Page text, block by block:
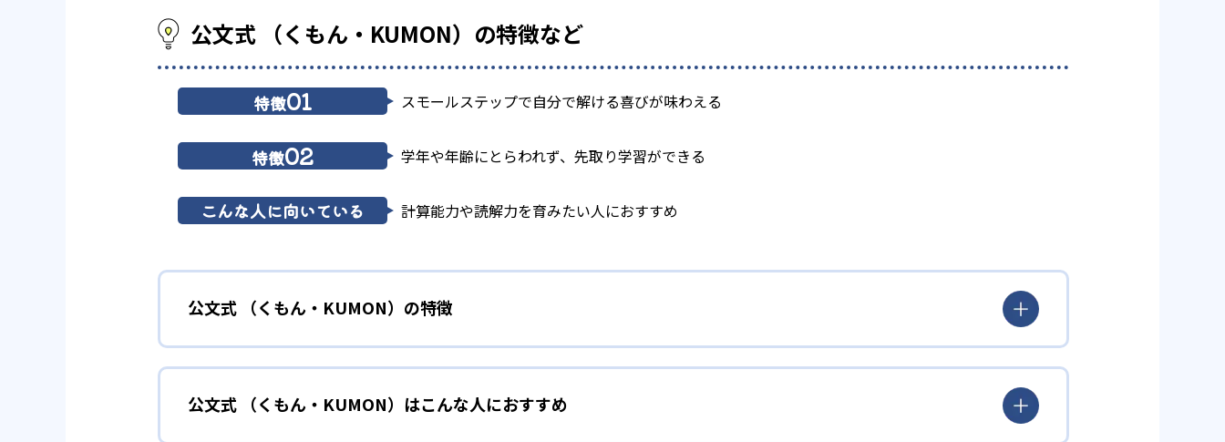
公文式 （くもん・KUMON）の特徴など
特徴01 スモールステップで自分で解ける喜びが味わえる
特徴02 学年や年齢にとらわれず、先取り学習ができる
こんな人に向いている 計算能力や読解力を育みたい人におすすめ
公文式 （くもん・KUMON）の特徴
01 無学年式の学力別学習
KUMONでは、年齢や学年にとらわれずに、一人ひとりの学力に応じたレベルから学習を始めている。
公文式 （くもん・KUMON）はこんな人におすすめ